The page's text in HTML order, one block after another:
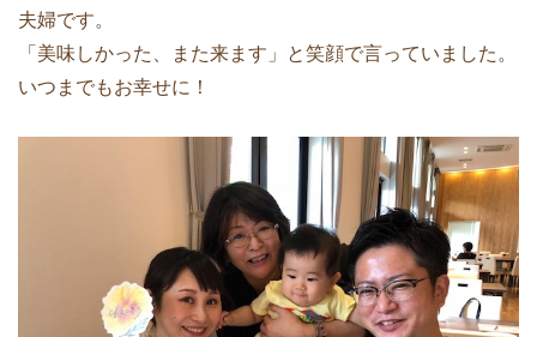
夫婦です。
「美味しかった、また来ます」と笑顔で言っていました。
いつまでもお幸せに！